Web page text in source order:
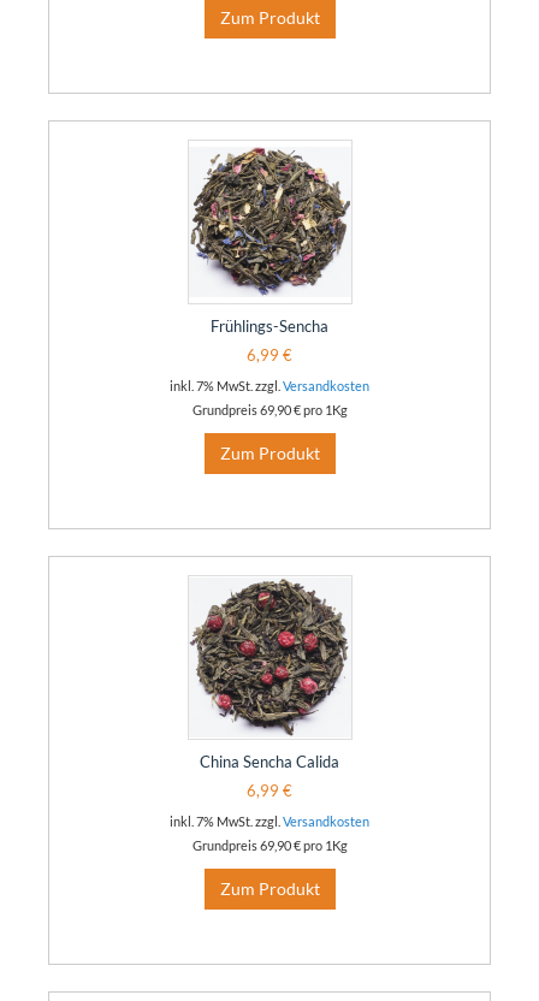
Zum Produkt
Frühlings-Sencha
6,99 €
inkl. 7% MwSt. zzgl. Versandkosten
Grundpreis69,90 €pro 1Kg
Zum Produkt
China Sencha Calida
6,99 €
inkl. 7% MwSt. zzgl. Versandkosten
Grundpreis69,90 €pro 1Kg
Zum Produkt